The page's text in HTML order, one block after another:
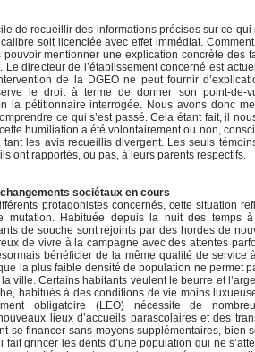
de recueillir des informations précises sur ce qui
soit licenciée avec effet immédiat.
mentionner une explication concrète des
directeur de l’établissement concerné est
de la DGEO ne peut fournir
le droit à terme de donner son point-de-
la pétitionnaire interrogée. Nous avons donc
ce qui s’est passé. Cela étant fait, il
humiliation a été volontairement ou non,
les avis recueillis divergent. Les seuls
ont rapportés, ou pas, à leurs parents respectifs.
sociétaux en cours
protagonistes concernés, cette situation
mutation. Habituée depuis la nuit des temps
de souche sont rejoints par des hordes de
de vivre à la campagne avec des attentes
bénéficier de la même qualité de service
la plus faible densité de population ne permet
ville. Certains habitants veulent le beurre et
habitués à des conditions de vie moins
obligatoire (LEO) nécessite de
lieux d’accueils parascolaires et des
se financer sans moyens supplémentaires, bien
fait grincer les dents d’une population qui ne